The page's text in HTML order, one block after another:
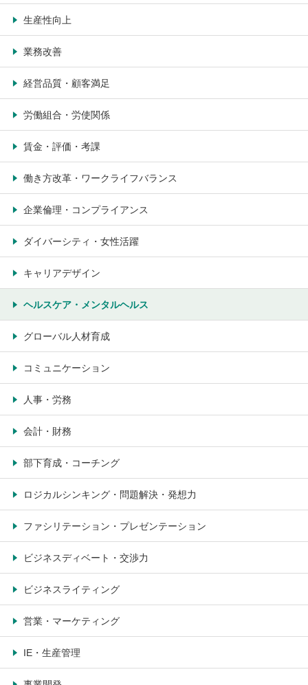
生産性向上
業務改善
経営品質・顧客満足
労働組合・労使関係
賃金・評価・考課
働き方改革・ワークライフバランス
企業倫理・コンプライアンス
ダイバーシティ・女性活躍
キャリアデザイン
ヘルスケア・メンタルヘルス
グローバル人材育成
コミュニケーション
人事・労務
会計・財務
部下育成・コーチング
ロジカルシンキング・問題解決・発想力
ファシリテーション・プレゼンテーション
ビジネスディベート・交渉力
ビジネスライティング
営業・マーケティング
IE・生産管理